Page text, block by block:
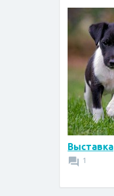
Выставка
1